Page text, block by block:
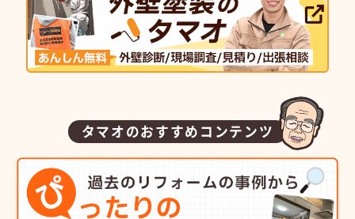
タマオのおすすめコンテンツ